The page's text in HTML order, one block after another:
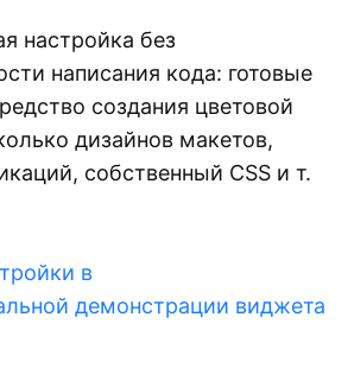
настройка без
написания кода: готовые
создания цветовой
дизайнов макетов,
собственный CSS и т.
в
демонстрации виджета